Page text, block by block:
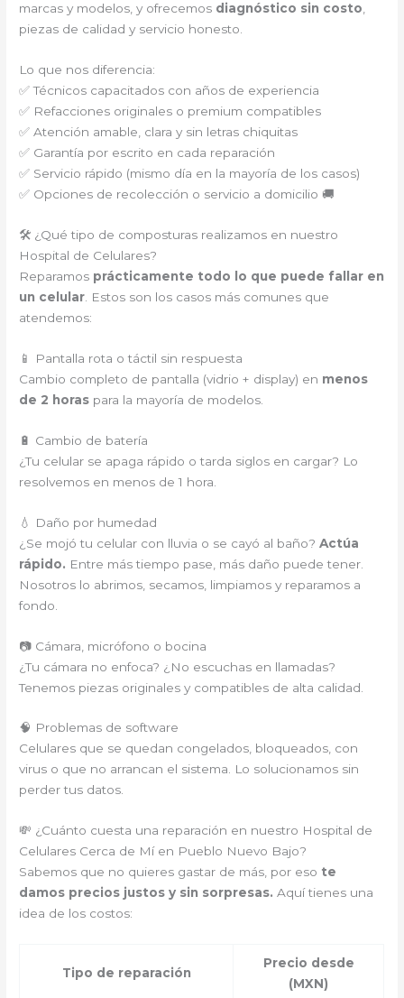
marcas y modelos, y ofrecemos diagnóstico sin costo,
piezas de calidad y servicio honesto.
Lo que nos diferencia:
✅ Técnicos capacitados con años de experiencia
✅ Refacciones originales o premium compatibles
✅ Atención amable, clara y sin letras chiquitas
✅ Garantía por escrito en cada reparación
✅ Servicio rápido (mismo día en la mayoría de los casos)
✅ Opciones de recolección o servicio a domicilio 🚚
🛠️ ¿Qué tipo de composturas realizamos en nuestro
Hospital de Celulares?
Reparamos prácticamente todo lo que puede fallar en
un celular . Estos son los casos más comunes que
atendemos:
📱 Pantalla rota o táctil sin respuesta
Cambio completo de pantalla (vidrio + display) en menos
de 2 horas para la mayoría de modelos.
🔋 Cambio de batería
¿Tu celular se apaga rápido o tarda siglos en cargar? Lo
resolvemos en menos de 1 hora.
💧 Daño por humedad
¿Se mojó tu celular con lluvia o se cayó al baño?Actúa
rápido. Entre más tiempo pase, más daño puede tener.
Nosotros lo abrimos, secamos, limpiamos y reparamos a
fondo.
📷 Cámara, micrófono o bocina
¿Tu cámara no enfoca? ¿No escuchas en llamadas?
Tenemos piezas originales y compatibles de alta calidad.
🧠 Problemas de software
Celulares que se quedan congelados, bloqueados, con
virus o que no arrancan el sistema. Lo solucionamos sin
perder tus datos.
💸 ¿Cuánto cuesta una reparación en nuestro Hospital de
Celulares Cerca de Mí en Pueblo Nuevo Bajo?
Sabemos que no quieres gastar de más, por eso te
damos precios justos y sin sorpresas. Aquí tienes una
idea de los costos:
Tipo de reparación
Precio desde
(MXN)